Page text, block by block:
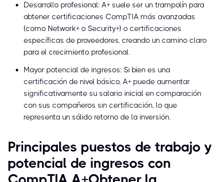
Desarrollo profesional: A+ suele ser un trampolín para
obtener certificaciones CompTIA más avanzadas
(como Network+ o Security+) o certificaciones
específicas de proveedores, creando un camino claro
para el crecimiento profesional.
Mayor potencial de ingresos: Si bien es una
certificación de nivel básico, A+ puede aumentar
significativamente su salario inicial en comparación
con sus compañeros sin certificación, lo que
representa un sólido retorno de la inversión.
Principales puestos de trabajo y
potencial de ingresos con